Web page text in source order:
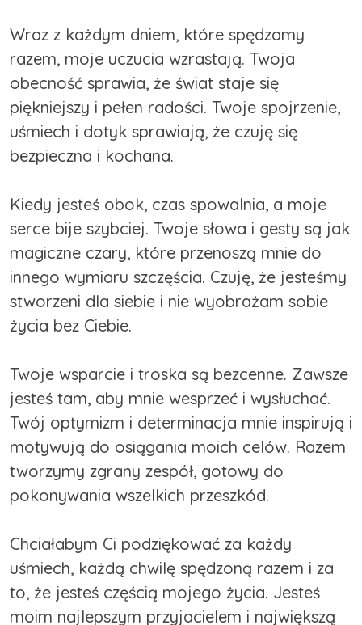
Wraz z każdym dniem, które spędzamy
razem, moje uczucia wzrastają. Twoja
obecność sprawia, że świat staje się
piękniejszy i pełen radości. Twoje spojrzenie,
uśmiech i dotyk sprawiają, że czuję się
bezpieczna i kochana.
Kiedy jesteś obok, czas spowalnia, a moje
serce bije szybciej. Twoje słowa i gesty są jak
magiczne czary, które przenoszą mnie do
innego wymiaru szczęścia. Czuję, że jesteśmy
stworzeni dla siebie i nie wyobrażam sobie
życia bez Ciebie.
Twoje wsparcie i troska są bezcenne. Zawsze
jesteś tam, aby mnie wesprzeć i wysłuchać.
Twój optymizm i determinacja mnie inspirują i
motywują do osiągania moich celów. Razem
tworzymy zgrany zespół, gotowy do
pokonywania wszelkich przeszkód.
Chciałabym Ci podziękować za każdy
uśmiech, każdą chwilę spędzoną razem i za
to, że jesteś częścią mojego życia. Jesteś
moim najlepszym przyjacielem i największą